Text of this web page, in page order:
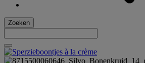
Zoeken